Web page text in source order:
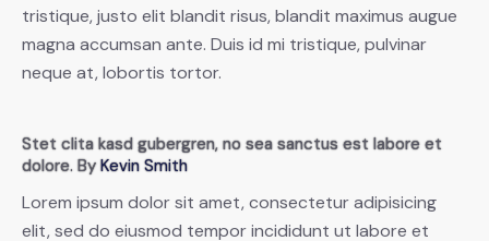
tristique, justo elit blandit risus, blandit maximus augue
magna accumsan ante. Duis id mi tristique, pulvinar
neque at, lobortis tortor.
Stet clita kasd gubergren, no sea sanctus est labore et
dolore. ByKevin Smith
Lorem ipsum dolor sit amet, consectetur adipisicing
elit, sed do eiusmod tempor incididunt ut labore et